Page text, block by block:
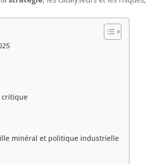
critique
minéral et politique industrielle